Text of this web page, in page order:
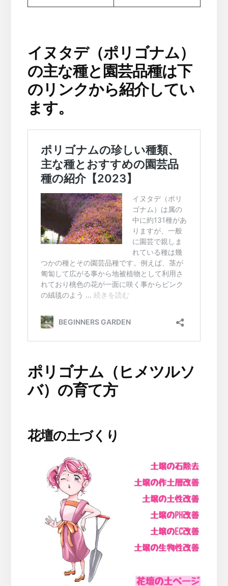
イヌタデ（ポリゴナム）
の主な種と園芸品種は下
のリンクから紹介してい
ます。
ポリゴナム（ヒメツルソ
バ）の育て方
花壇の土づくり